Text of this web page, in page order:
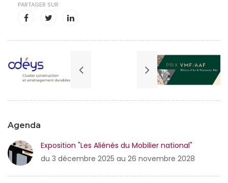
Agenda
Exposition "Les Aliénés du Mobilier national"
du 3 décembre 2025 au 26 novembre 2028
PARTAGER SUR